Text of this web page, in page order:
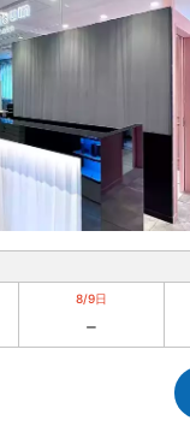
8/9日